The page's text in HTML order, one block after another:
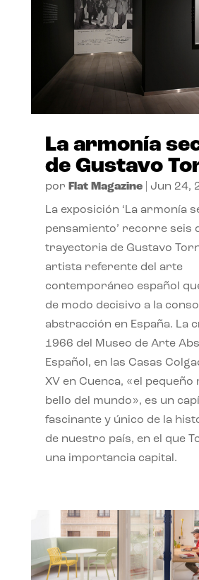
La armonía
de Gustavo
por Flat Magazine| Jun 24,
La exposición ‘La armonía
pensamiento’ recorre seis
trayectoria de Gustavo
artista referente del arte
contemporáneo español
de modo decisivo a la
abstracción en España. La
1966 del Museo de Arte
Español, en las Casas
XV en Cuenca, «el pequeño
bello del mundo», es un
fascinante y único de la
de nuestro país, en el que
una importancia capital.